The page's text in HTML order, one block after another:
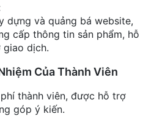
dựng và quảng bá website,
cấp thông tin sản phẩm, hỗ
giao dịch.
Của Thành Viên
thành viên, được hỗ trợ
góp ý kiến.